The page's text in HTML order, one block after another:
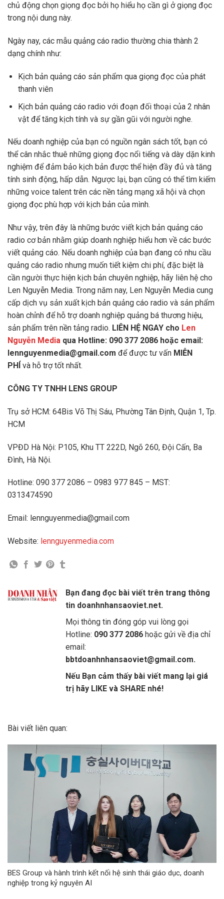
chủ động chọn giọng đọc bởi họ hiểu họ cần gì ở giọng đọc
trong nội dung này.
Ngày nay, các mẫu quảng cáo radio thường chia thành 2
dạng chính như:
Kịch bản quảng cáo sản phẩm qua giọng đọc của phát
thanh viên
Kịch bản quảng cáo radio với đoạn đối thoại của 2 nhân
vật để tăng kịch tính và sự gần gũi với người nghe.
Nếu doanh nghiệp của bạn có nguồn ngân sách tốt, bạn có
thể cân nhắc thuê những giọng đọc nổi tiếng và dày dặn kinh
nghiệm để đảm bảo kịch bản được thể hiện đầy đủ và tăng
tính sinh động, hấp dẫn. Ngược lại, bạn cũng có thể tìm kiếm
những voice talent trên các nền tảng mạng xã hội và chọn
giọng đọc phù hợp với kịch bản của mình.
Như vậy, trên đây là những bước viết kịch bản quảng cáo
radio cơ bản nhằm giúp doanh nghiệp hiểu hơn về các bước
viết quảng cáo. Nếu doanh nghiệp của bạn đang có nhu cầu
quảng cáo radio nhưng muốn tiết kiệm chi phí, đặc biệt là
cần người thực hiện kịch bản chuyên nghiệp, hãy liên hệ cho
Len Nguyễn Media. Trong năm nay, Len Nguyễn Media cung
cấp dịch vụ sản xuất kịch bản quảng cáo radio và sản phẩm
hoàn chỉnh để hỗ trợ doanh nghiệp quảng bá thương hiệu,
sản phẩm trên nền tảng radio. LIÊN HỆ NGAY cho Len
Nguyễn Media qua Hotline: 090 377 2086 hoặc email:
lennguyenmedia@gmail.com để được tư vấn MIỄN
PHÍ và hỗ trợ tốt nhất.
CÔNG TY TNHH LENS GROUP
Trụ sở HCM: 64Bis Võ Thị Sáu, Phường Tân Định, Quận 1, Tp.
HCM
VPĐD Hà Nội: P105, Khu TT 222D, Ngõ 260, Đội Cấn, Ba
Đình, Hà Nội.
Hotline: 090 377 2086 – 0983 977 845 – MST:
0313474590
Email: lennguyenmedia@gmail.com
Website: lennguyenmedia.com
Bạn đang đọc bài viết trên trang thông
tin doanhnhansaoviet.net.
Mọi thông tin đóng góp vui lòng gọi
Hotline: 090 377 2086 hoặc gửi về địa chỉ
email:
bbtdoanhnhansaoviet@gmail.com.
Nếu Bạn cảm thấy bài viết mang lại giá
trị hãy LIKE và SHARE nhé!
Bài viết liên quan:
BES Group và hành trình kết nối hệ sinh thái giáo dục, doanh
nghiệp trong kỷ nguyên AI